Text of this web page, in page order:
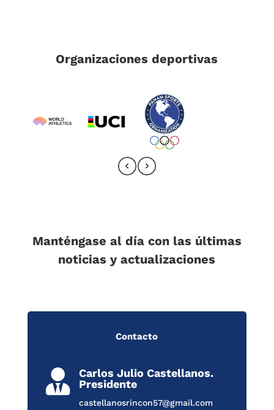
Organizaciones deportivas
Manténgase al día con las últimas
noticias y actualizaciones
Contacto

Carlos Julio Castellanos.
Presidente
castellanosrincon57@gmail.com